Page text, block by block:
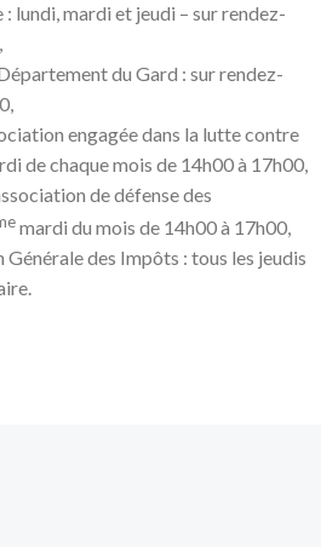
lundi, mardi et jeudi – sur rendez-
du Gard : sur rendez-
engagée dans la lutte contre
de chaque mois de 14h00 à 17h00,
de défense des
mardi du mois de 14h00 à 17h00,
des Impôts : tous les jeudis